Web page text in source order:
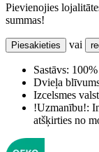
Pievienojies
summas!
Piesakieties vai
Sastāvs:
Dvieļa
Izcelsmes
!Uzmanību!:
atšķirties no